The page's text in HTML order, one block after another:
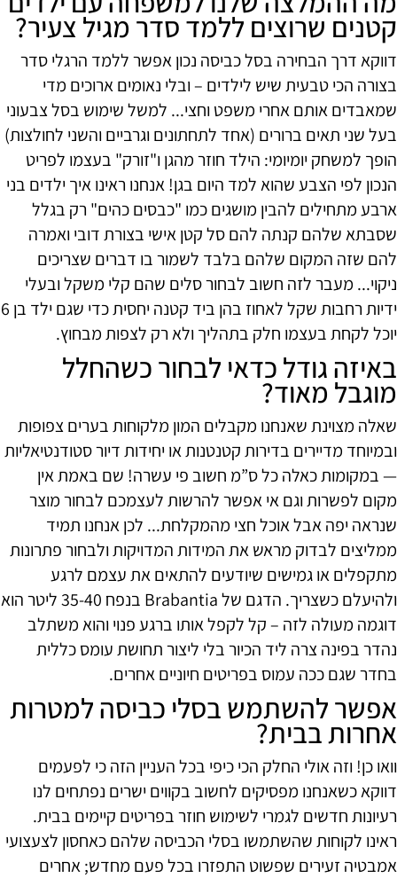
קטנים שרוצים ללמד סדר מגיל צעיר?
דווקא דרך הבחירה בסל כביסה נכון אפשר ללמד הרגלי סדר
בצורה הכי טבעית שיש לילדים – ובלי נאומים ארוכים מדי
שמאבדים אותם אחרי משפט וחצי... למשל שימוש בסל צבעוני
בעל שני תאים ברורים (אחד לתחתונים וגרביים והשני לחולצות)
הופך למשחק יומיומי: הילד חוזר מהגן ו"זורק" בעצמו לפריט
הנכון לפי הצבע שהוא למד היום בגן! אנחנו ראינו איך ילדים בני
ארבע מתחילים להבין מושגים כמו "כבסים כהים" רק בגלל
שסבתא שלהם קנתה להם סל קטן אישי בצורת דובי ואמרה
להם שזה המקום שלהם בלבד לשמור בו דברים שצריכים
ניקוי... מעבר לזה חשוב לבחור סלים שהם קלי משקל ובעלי
ידיות רחבות שקל לאחוז בהן ביד קטנה יחסית כדי שגם ילד בן 6
יוכל לקחת בעצמו חלק בתהליך ולא רק לצפות מבחוץ.
באיזה גודל כדאי לבחור כשהחלל
מוגבל מאוד?
שאלה מצוינת שאנחנו מקבלים המון מלקוחות בערים צפופות
ובמיוחד מדיירים בדירות קטנטנות או יחידות דיור סטודנטיאליות
— במקומות כאלה כל ס”מ חשוב פי עשרה! שם באמת אין
מקום לפשרות וגם אי אפשר להרשות לעצמכם לבחור מוצר
שנראה יפה אבל אוכל חצי מהמקלחת... לכן אנחנו תמיד
ממליצים לבדוק מראש את המידות המדויקות ולבחור פתרונות
מתקפלים או גמישים שיודעים להתאים את עצמם לרגע
ולהיעלם כשצריך. הדגם של Brabantia בנפח 35-40 ליטר הוא
דוגמה מעולה לזה – קל לקפל אותו ברגע פנוי והוא משתלב
נהדר בפינה צרה ליד הכיור בלי ליצור תחושת עומס כללית
בחדר שגם ככה עמוס בפריטים חיוניים אחרים.
אפשר להשתמש בסלי כביסה למטרות
אחרות בבית?
וואו כן! וזה אולי החלק הכי כיפי בכל העניין הזה כי לפעמים
דווקא כשאנחנו מפסיקים לחשוב בקווים ישרים נפתחים לנו
רעיונות חדשים לגמרי לשימוש חוזר בפריטים קיימים בבית.
ראינו לקוחות שהשתמשו בסלי הכביסה שלהם כאחסון לצעצועי
אמבטיה זעירים שפשוט התפזרו בכל פעם מחדש; אחרים